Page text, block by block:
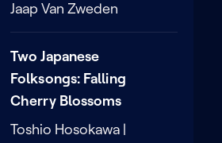
Jaap Van Zweden
Two Japanese
Folksongs: Falling
Cherry Blossoms
Toshio Hosokawa |